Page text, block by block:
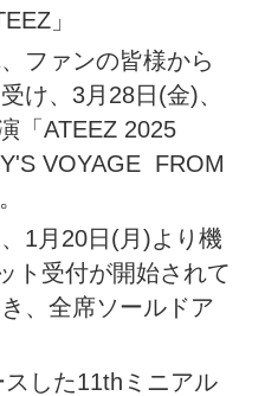
」
ファンの皆様から
け、3月28日(金)、
「ATEEZ 2025
VOYAGE FROM
1月20日(月)より機
ト受付が開始されて
、全席ソールドア
した11thミニアル